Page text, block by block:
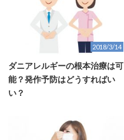
2018/3/14
ダニアレルギーの根本治療は可
能？発作予防はどうすればい
い？